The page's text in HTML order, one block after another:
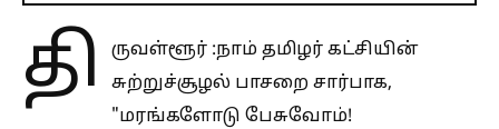
தி
ருவள்ளூர் :நாம் தமிழர் கட்சியின்
சுற்றுச்சூழல் பாசறை சார்பாக,
"மரங்களோடு பேசுவோம்!